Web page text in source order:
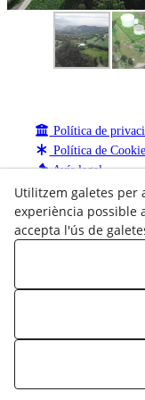
Política de
Política de
Avís legal
Canal de
Mapa Web
CENTRAL:
© 08/2026
Utilitzem galetes
experiència possible
accepta l'ús de